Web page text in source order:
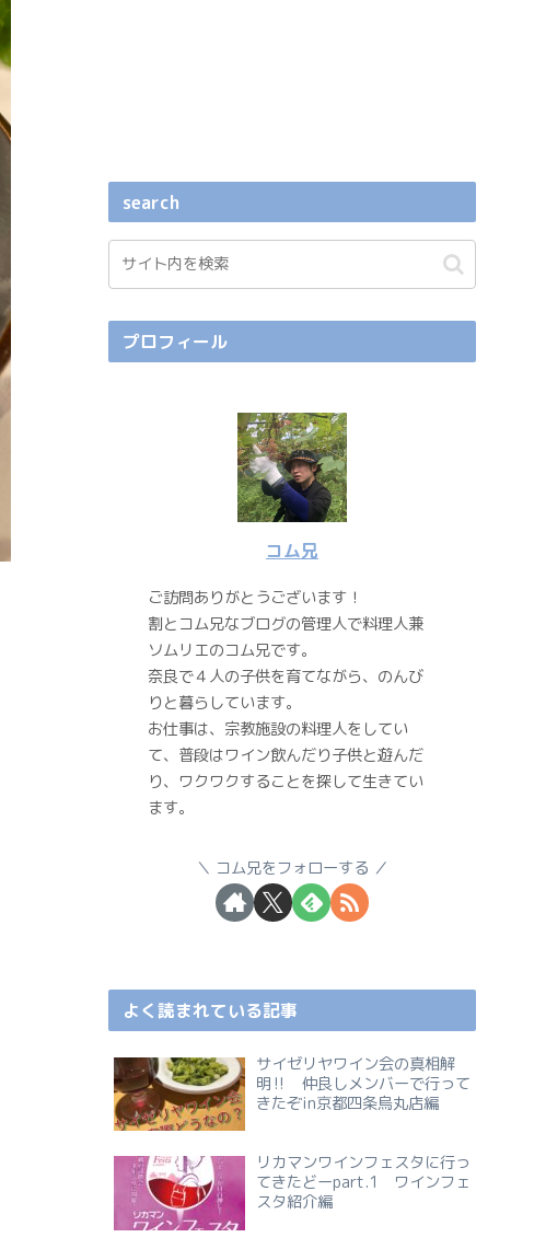
search
プロフィール
コム兄
ご訪問ありがとうございます！
割とコム兄なブログの管理人で料理人兼
ソムリエのコム兄です。
奈良で４人の子供を育てながら、のんび
りと暮らしています。
お仕事は、宗教施設の料理人をしてい
て、普段はワイン飲んだり子供と遊んだ
り、ワクワクすることを探して生きてい
ます。
コム兄をフォローする
よく読まれている記事
サイゼリヤワイン会の真相解
明‼ 仲良しメンバーで行って
きたぞin京都四条烏丸店編
リカマンワインフェスタに行っ
てきたどーpart.1 ワインフェ
スタ紹介編